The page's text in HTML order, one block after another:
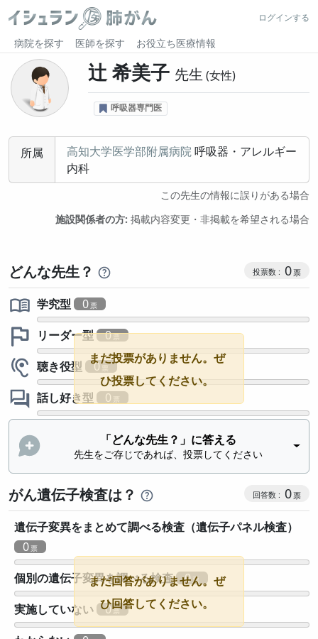
ログインする
病院を探す 医師を探す お役立ち医療情報
辻 希美子 先生 女性
呼吸器専門医
所属 高知大学医学部附属病院呼吸器・アレルギー
内科
この先生の情報に誤りがある場合
施設関係者の方: 掲載内容変更・非掲載を希望される場合
どんな先生？ コミュニ
0
学究型
0
リーダー型
0
聴き役型
0
話し好き型
0
「どんな先生？」に答える
先生をご存じであれば、投票してください
まだ投票がありません。ぜ
ひ投票してください。
がん遺伝子検査は？ 0
遺伝子変異をまとめて調べる検査（遺伝子パネル検査）
0
個別の遺伝子変異を調べる検査
0
実施していない
0
まだ回答がありません。ぜ
ひ回答してください。